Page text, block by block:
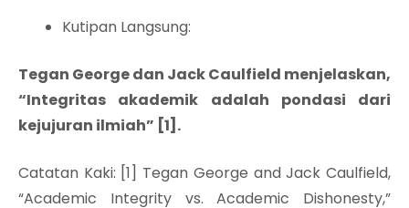
Kutipan Langsung:
Tegan George dan Jack Caulfield menjelaskan,
“Integritas akademik adalah pondasi dari
kejujuran ilmiah” [1].
Catatan Kaki: [1] Tegan George and Jack Caulfield,
“Academic Integrity vs. Academic Dishonesty,”